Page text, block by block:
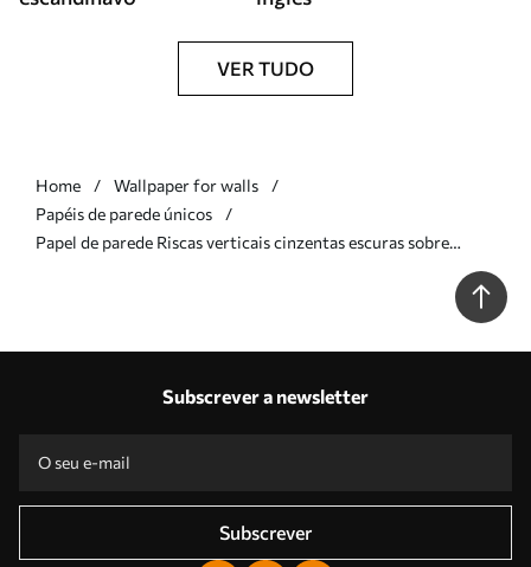
VER TUDO
Home
Wallpaper for walls
Papéis de parede únicos
Papel de parede Riscas verticais cinzentas escuras sobre
Subscrever a newsletter
Subscrever